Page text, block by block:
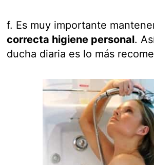
f. Es muy importante
correcta higiene personal.
ducha diaria es lo más